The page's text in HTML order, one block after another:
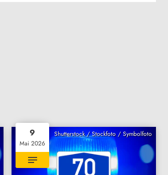
Shutterstock / Stockfoto / Symbolfoto
9
Mai 2026